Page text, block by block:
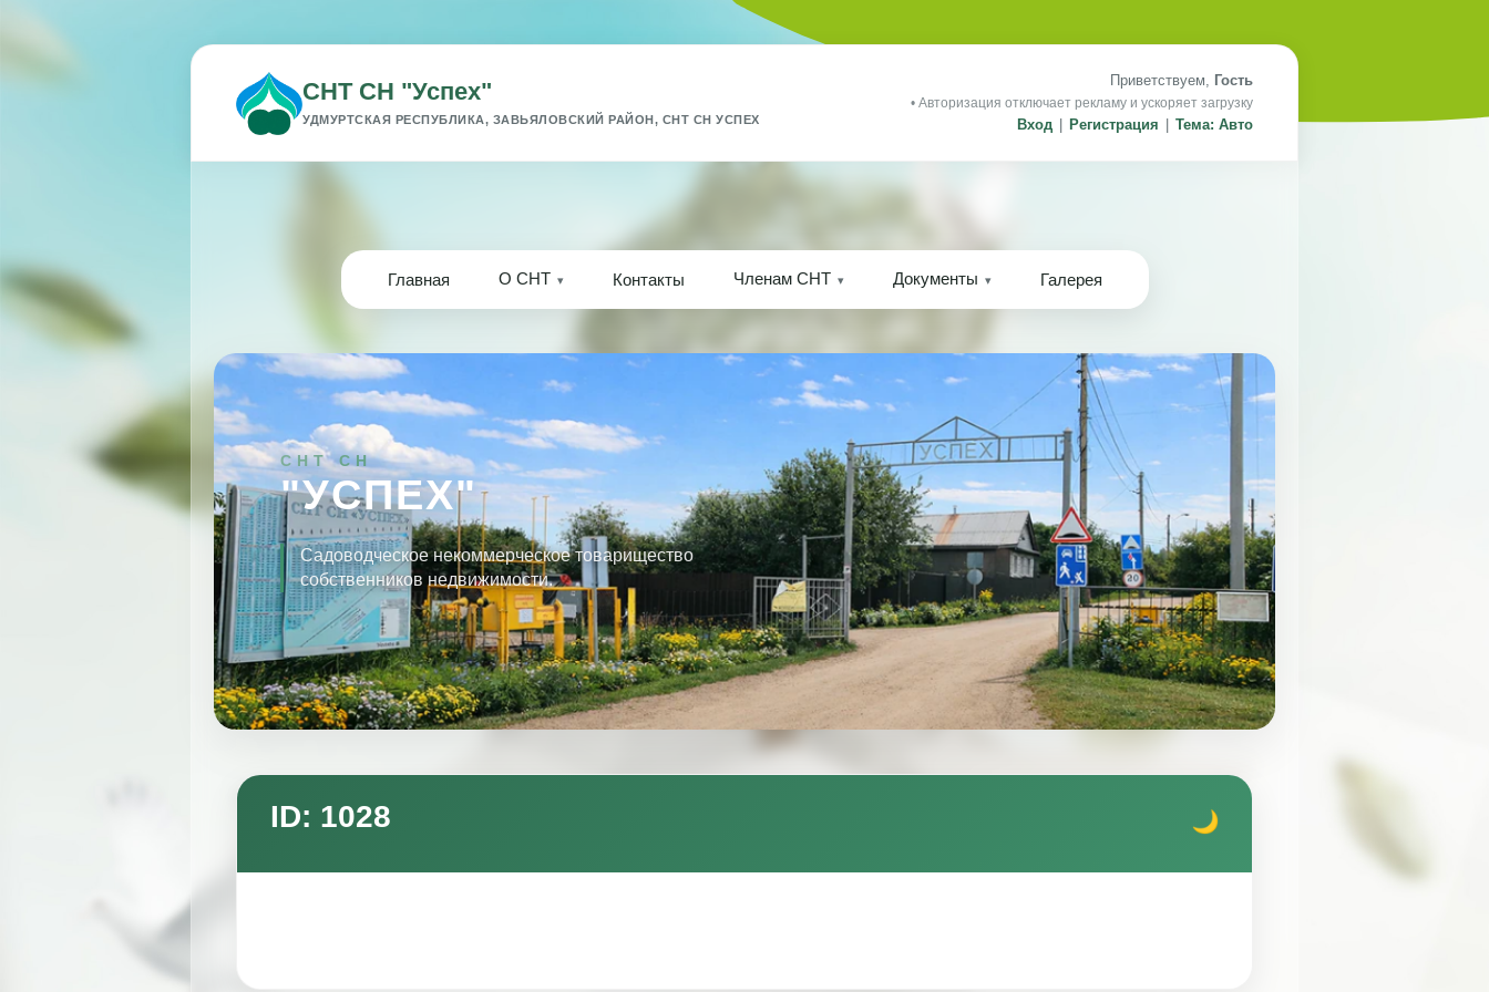
СНТ СН "Успех"
УДМУРТСКАЯ РЕСПУБЛИКА, ЗАВЬЯЛОВСКИЙ РАЙОН, СНТ СН УСПЕХ
Приветствуем, Гость
• Авторизация отключает рекламу и ускоряет загрузку
Вход Регистрация Тема: Авто
Главная О СНТ Контакты Членам СНТ Документы Галерея
СНТ СН
"УСПЕХ"
Садоводческое некоммерческое товарищество
собственников недвижимости.
ID: 1028